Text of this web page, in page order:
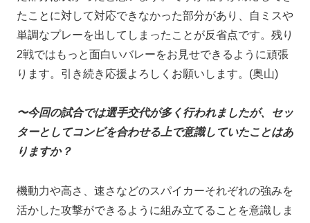
たことに対して対応できなかった部分があり、自ミスや
単調なプレーを出してしまったことが反省点です。残り
2戦ではもっと面白いバレーをお見せできるように頑張
ります。引き続き応援よろしくお願いします。(奥山)
〜今回の試合では選手交代が多く行われましたが、セッ
ターとしてコンビを合わせる上で意識していたことはあ
りますか？
機動力や高さ、速さなどのスパイカーそれぞれの強みを
活かした攻撃ができるように組み立てることを意識しま